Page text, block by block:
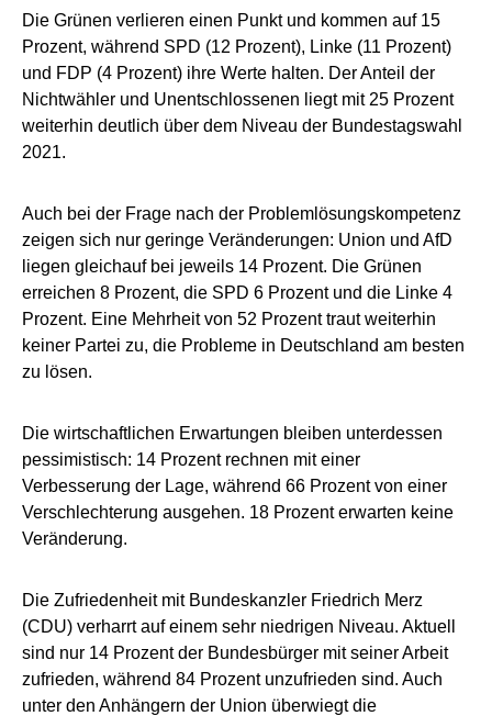
Die Grünen verlieren einen Punkt und kommen auf 15
Prozent, während SPD (12 Prozent), Linke (11 Prozent)
und FDP (4 Prozent) ihre Werte halten. Der Anteil der
Nichtwähler und Unentschlossenen liegt mit 25 Prozent
weiterhin deutlich über dem Niveau der Bundestagswahl
2021.
Auch bei der Frage nach der Problemlösungskompetenz
zeigen sich nur geringe Veränderungen: Union und AfD
liegen gleichauf bei jeweils 14 Prozent. Die Grünen
erreichen 8 Prozent, die SPD 6 Prozent und die Linke 4
Prozent. Eine Mehrheit von 52 Prozent traut weiterhin
keiner Partei zu, die Probleme in Deutschland am besten
zu lösen.
Die wirtschaftlichen Erwartungen bleiben unterdessen
pessimistisch: 14 Prozent rechnen mit einer
Verbesserung der Lage, während 66 Prozent von einer
Verschlechterung ausgehen. 18 Prozent erwarten keine
Veränderung.
Die Zufriedenheit mit Bundeskanzler Friedrich Merz
(CDU) verharrt auf einem sehr niedrigen Niveau. Aktuell
sind nur 14 Prozent der Bundesbürger mit seiner Arbeit
zufrieden, während 84 Prozent unzufrieden sind. Auch
unter den Anhängern der Union überwiegt die